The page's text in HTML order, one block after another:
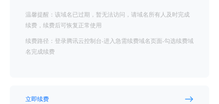
温馨提醒：该域名已过期，暂无法访问，请域名所有人及时完成
续费，续费后可恢复正常使用
续费路径：登录腾讯云控制台-进入急需续费域名页面-勾选续费域
名完成续费
立即续费